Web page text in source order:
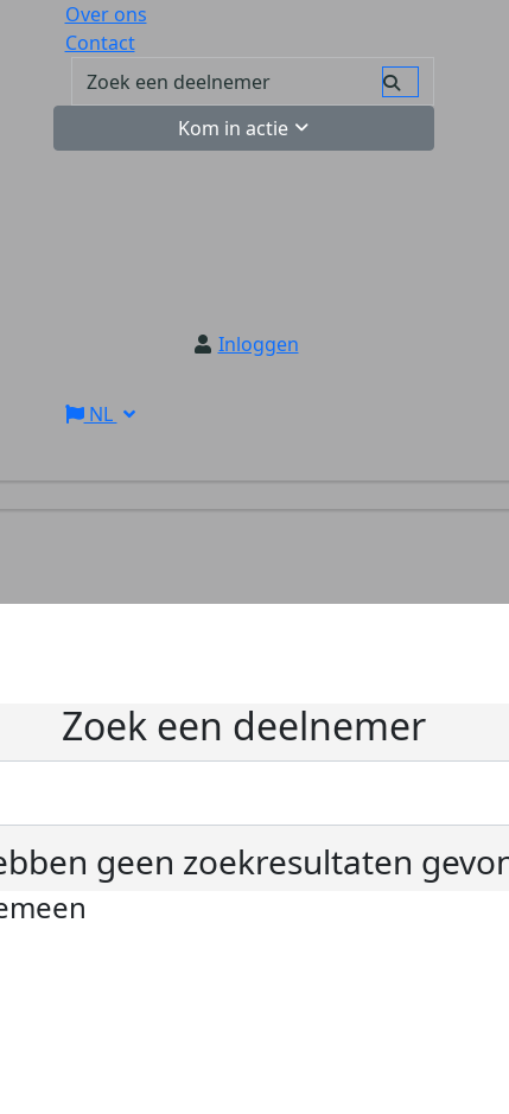
Over ons
Contact
Kom in actie
Inloggen
NL
Zoek een deelnemer
geen zoekresultaten